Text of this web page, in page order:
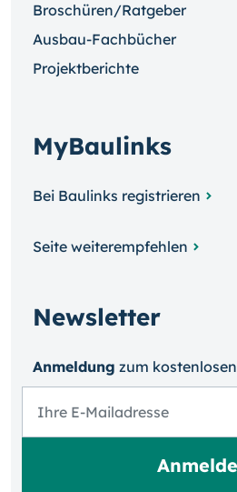
Broschüren/Ratgeber
Ausbau-Fachbücher
Projektberichte
MyBaulinks
Bei Baulinks registrieren
Seite weiterempfehlen
Newsletter
Anmeldung zum kosten­losen